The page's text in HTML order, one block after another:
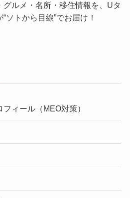
ルメ・名所・移住情報を、 Uタ
“ソトから目線”でお届け！
ィール（MEO対策）